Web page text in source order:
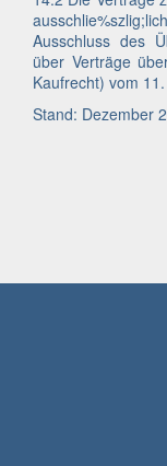
Ausschluss des
über Verträge
Kaufrecht) vom
Stand: Dezember